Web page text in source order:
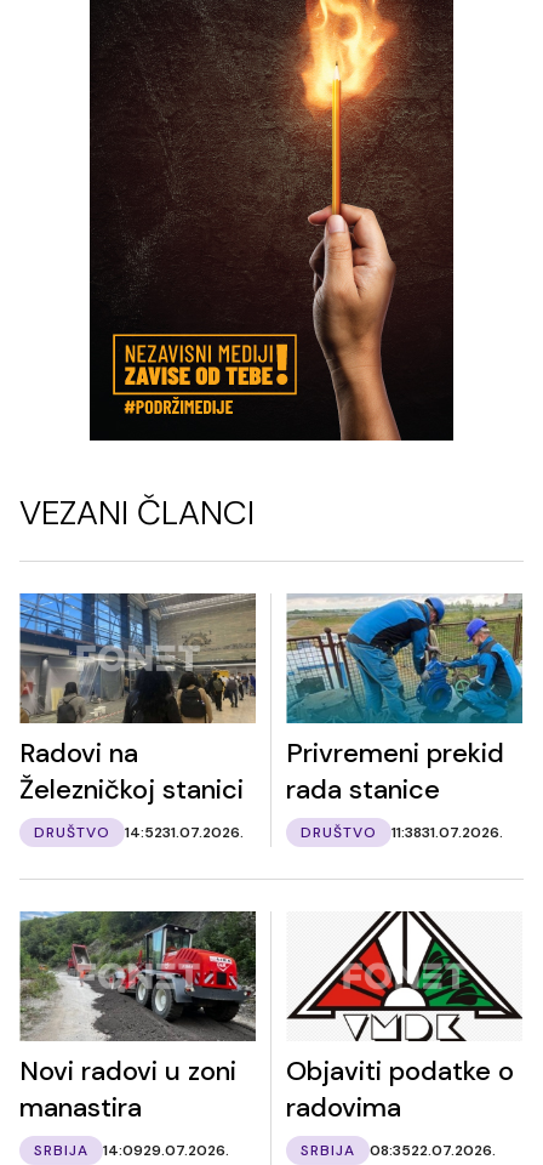
VEZANI ČLANCI
Radovi na
Železničkoj stanici
DRUŠTVO 14:5231.07.2026.
Privremeni prekid
rada stanice
DRUŠTVO 11:3831.07.2026.
Novi radovi u zoni
manastira
SRBIJA 14:0929.07.2026.
Objaviti podatke o
radovima
SRBIJA 08:3522.07.2026.